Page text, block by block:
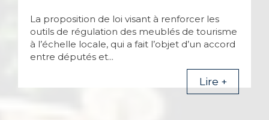
La proposition de loi visant à renforcer les
outils de régulation des meublés de tourisme
à l’échelle locale, qui a fait l’objet d’un accord
entre députés et...
Lire +